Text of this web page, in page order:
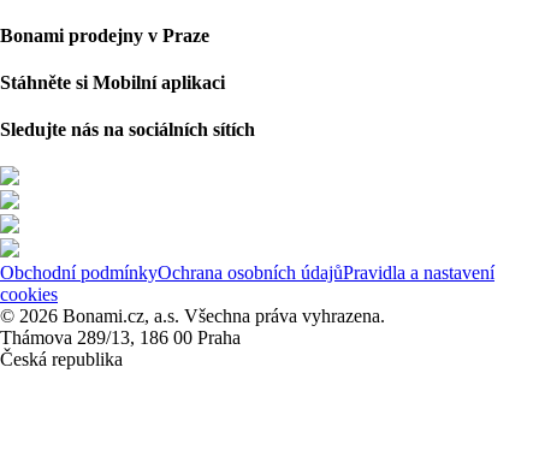
Bonami prodejny v Praze
Stáhněte si Mobilní aplikaci
Sledujte nás na sociálních sítích
Obchodní podmínkyOchrana osobních údajůPravidla a nastavení
cookies
© 2026 Bonami.cz, a.s. Všechna práva vyhrazena.
Thámova 289/13, 186 00 Praha
Česká republika